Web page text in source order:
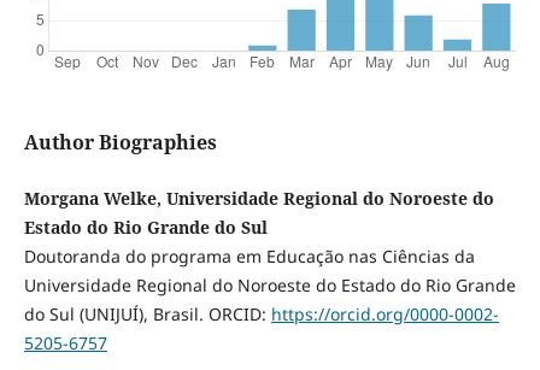
Author Biographies
Morgana Welke, Universidade Regional do Noroeste do
Estado do Rio Grande do Sul
Doutoranda do programa em Educação nas Ciências da
Universidade Regional do Noroeste do Estado do Rio Grande
do Sul (UNIJUÍ), Brasil. ORCID: https://orcid.org/0000-0002-
5205-6757